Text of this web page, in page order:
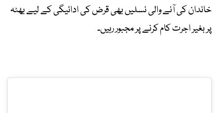
خاندان کی آنے والی نسلیں بھی قرض کی ادائیگی کے لیے بھٹہ
پر بغیر اجرت کام کرنے پر مجبور رہیں۔